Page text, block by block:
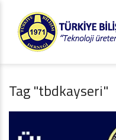
Tag "tbdkayseri"